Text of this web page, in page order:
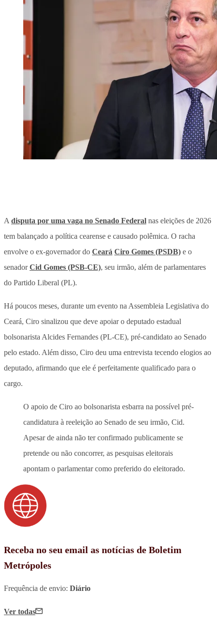
A disputa por uma vaga no Senado Federal nas eleições de 2026
tem balançado a política cearense e causado polêmica. O racha
envolve o ex-governador do Ceará Ciro Gomes (PSDB) e o
senadorCid Gomes (PSB-CE), seu irmão, além de parlamentares
do Partido Liberal (PL).
Há poucos meses, durante um evento na Assembleia Legislativa do
Ceará, Ciro sinalizou que deve apoiar o deputado estadual
bolsonarista Alcides Fernandes (PL-CE), pré-candidato ao Senado
pelo estado. Além disso, Ciro deu uma entrevista tecendo elogios ao
deputado, afirmando que ele é perfeitamente qualificado para o
cargo.
O apoio de Ciro ao bolsonarista esbarra na possível pré-
candidatura à reeleição ao Senado de seu irmão, Cid.
Apesar de ainda não ter confirmado publicamente se
pretende ou não concorrer, as pesquisas eleitorais
apontam o parlamentar como preferido do eleitorado.
Receba no seu email as notícias de Boletim
Metrópoles
Frequência de envio: Diário
Ver todas